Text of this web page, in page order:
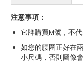
注意事項：
它牌購買M號，不代
如您的腰圍正好在
小尺碼，否則圖像